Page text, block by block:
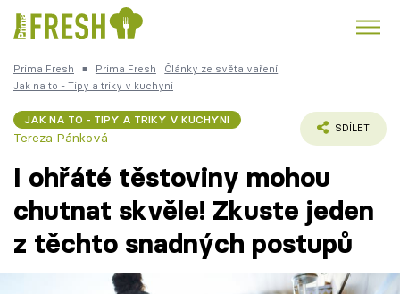
Trendy: Kuře Polévky k večeři
Česká kuchyně Čokoláda
Témata
Prima Fresh ■ Prima Fresh
Články ze světa vaření
Jak na to - Tipy a triky v kuchyni
JAK NA TO - TIPY A TRIKY V KUCHYNI
Tereza Pánková
SDÍLET
I ohřáté těstoviny mohou
chutnat skvěle! Zkuste jeden
z těchto snadných postupů